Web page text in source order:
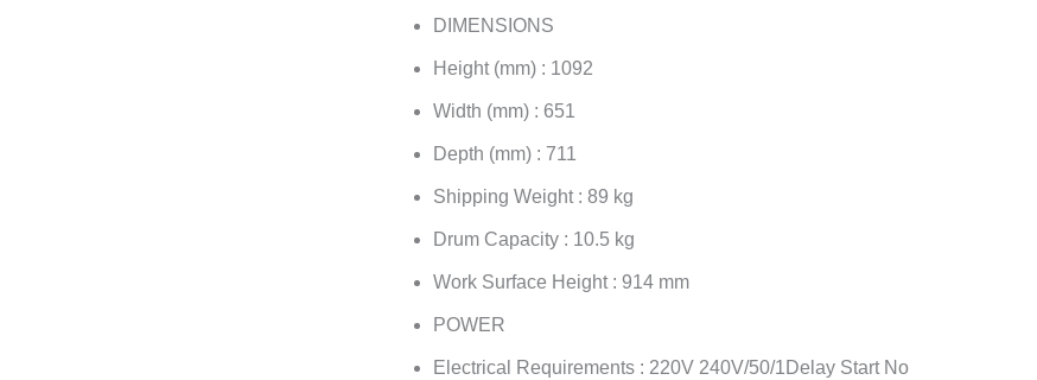
DIMENSIONS
Height (mm) : 1092
Width (mm) : 651
Depth (mm) : 711
Shipping Weight : 89 kg
Drum Capacity : 10.5 kg
Work Surface Height : 914 mm
POWER
Electrical Requirements : 220V 240V/50/1Delay Start No